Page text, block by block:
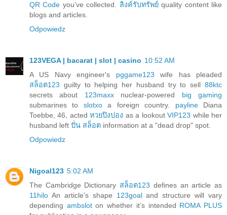
QR Code you’ve collected. ลิงค์รับทรัพย์quality content like
blogs and articles.
Odpowiedz
123VEGA | bacarat | slot | casino 10:52 AM
A US Navy engineer's pggame123 wife has pleaded
สล็อต123 guilty to helping her husband try to sell 88ktc
secrets about 123maxxnuclear-powered big gaming
submarines to slotxoa foreign country. paylineDiana
Toebbe, 46, actedหวยปิงปอง as a lookoutVIP123 while her
husband left ปั่น สล็อต information at a "dead drop" spot.
Odpowiedz
Nigoal123 5:02 AM
The Cambridge Dictionary สล็อต123 defines an article as
11hilo An article’s shape 123goaland structure will vary
depending ambsloton whether it’s intended ROMA PLUS